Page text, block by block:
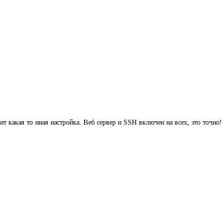
то иная настройка. Веб сервер и SSH включен на всех, это